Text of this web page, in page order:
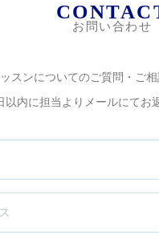
スンについてのご質問・ご
以内に担当よりメールにてお
お問い合わせ